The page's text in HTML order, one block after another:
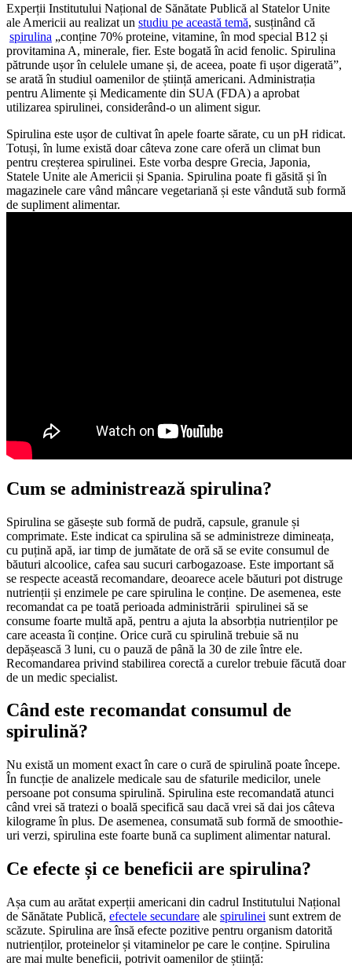
Experții Institutului Național de Sănătate Publică al Statelor Unite
ale Americii au realizat un studiu pe această temă, susținând că
spirulina „conține 70% proteine, vitamine, în mod special B12 și
provitamina A, minerale, fier. Este bogată în acid fenolic. Spirulina
pătrunde ușor în celulele umane și, de aceea, poate fi ușor digerată”,
se arată în studiul oamenilor de știință americani. Administrația
pentru Alimente și Medicamente din SUA (FDA) a aprobat
utilizarea spirulinei, considerând-o un aliment sigur.
Spirulina este ușor de cultivat în apele foarte sărate, cu un pH ridicat.
Totuși, în lume există doar câteva zone care oferă un climat bun
pentru creșterea spirulinei. Este vorba despre Grecia, Japonia,
Statele Unite ale Americii și Spania. Spirulina poate fi găsită și în
magazinele care vând mâncare vegetariană și este vândută sub formă
de supliment alimentar.
Cum se administrează spirulina?
Spirulina se găsește sub formă de pudră, capsule, granule și
comprimate. Este indicat ca spirulina să se administreze dimineața,
cu puțină apă, iar timp de jumătate de oră să se evite consumul de
băuturi alcoolice, cafea sau sucuri carbogazoase. Este important să
se respecte această recomandare, deoarece acele băuturi pot distruge
nutrienții și enzimele pe care spirulina le conține. De asemenea, este
recomandat ca pe toată perioada administrării spirulinei să se
consume foarte multă apă, pentru a ajuta la absorbția nutrienților pe
care aceasta îi conține. Orice cură cu spirulină trebuie să nu
depășească 3 luni, cu o pauză de până la 30 de zile între ele.
Recomandarea privind stabilirea corectă a curelor trebuie făcută doar
de un medic specialist.
Când este recomandat consumul de
spirulină?
Nu există un moment exact în care o cură de spirulină poate începe.
În funcție de analizele medicale sau de sfaturile medicilor, unele
persoane pot consuma spirulină. Spirulina este recomandată atunci
când vrei să tratezi o boală specifică sau dacă vrei să dai jos câteva
kilograme în plus. De asemenea, consumată sub formă de smoothie-
uri verzi, spirulina este foarte bună ca supliment alimentar natural.
Ce efecte și ce beneficii are spirulina?
Așa cum au arătat experții americani din cadrul Institutului Național
de Sănătate Publică, efectele secundare ale spirulinei sunt extrem de
scăzute. Spirulina are însă efecte pozitive pentru organism datorită
nutrienților, proteinelor și vitaminelor pe care le conține. Spirulina
are mai multe beneficii, potrivit oamenilor de știință: